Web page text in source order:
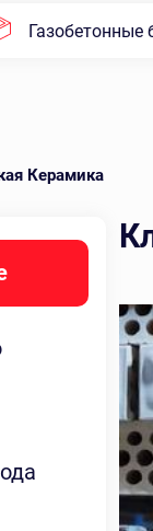
Газобетонные
Керамика